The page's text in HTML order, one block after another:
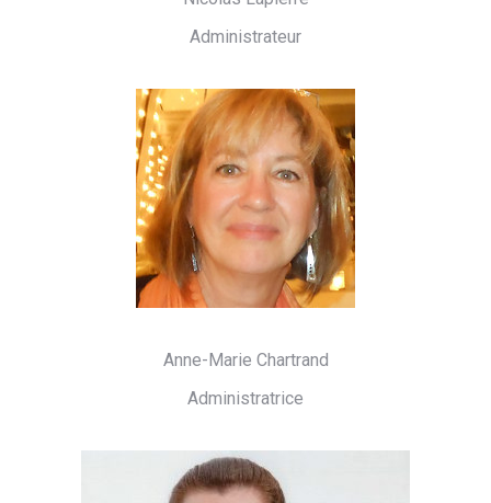
Administrateur
Anne-Marie Chartrand
Administratrice